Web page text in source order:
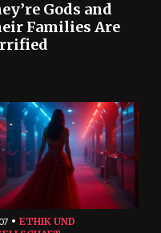
Gods and
Families Are
ETHIK UND